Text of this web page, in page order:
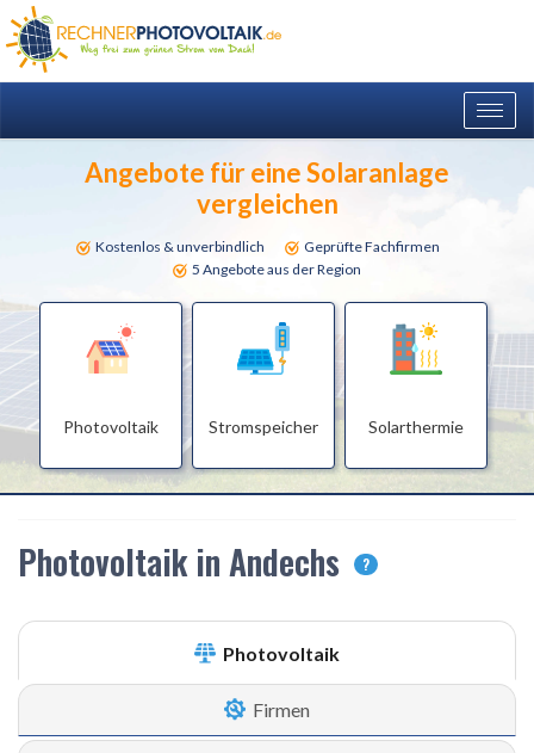
Angebote für eine Solaranlage
vergleichen
Kostenlos & unverbindlich
Geprüfte Fachfirmen
5 Angebote aus der Region
Photovoltaik Stromspeicher Solarthermie
Photovoltaik in Andechs ?
Photovoltaik
Firmen